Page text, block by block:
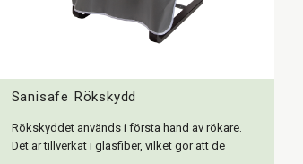
Sanisafe Rökskydd
Rökskyddet används i första hand av rökare.
Det är tillverkat i glasfiber, vilket gör att de